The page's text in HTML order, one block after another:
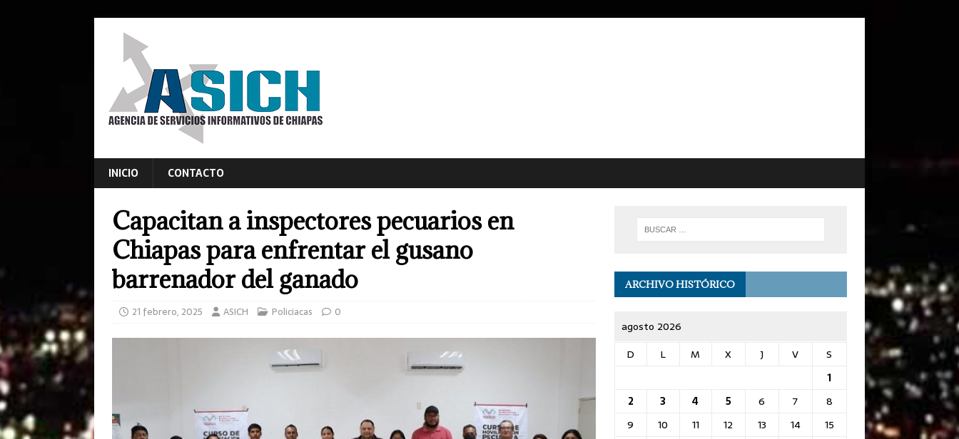
INICIO CONTACTO
Capacitan a inspectores pecuarios en
Chiapas para enfrentar el gusano
barrenador del ganado
21 febrero, 2025 ASICH Policiacas 0
ARCHIVO HISTÓRICO
agosto 2026
D
L M X J V
S
1
2
3 4 5 6 7
8
9
10 11 12 13 14
15